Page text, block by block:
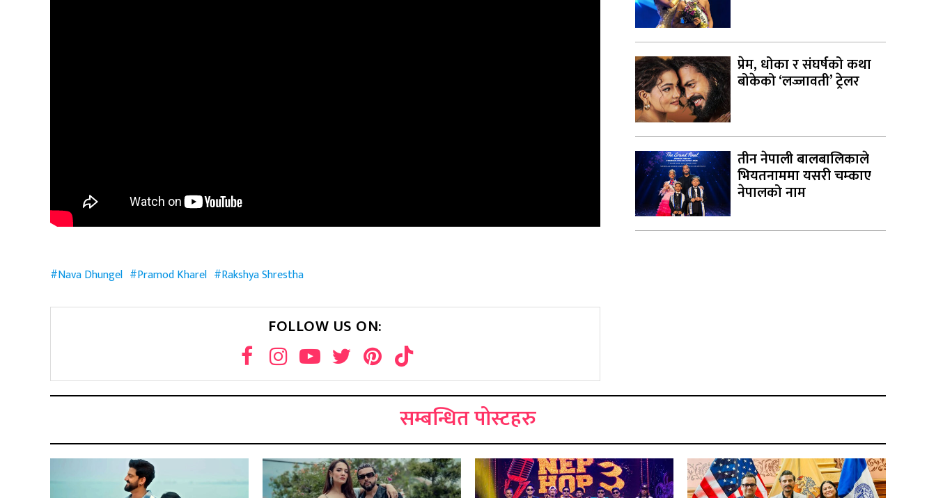
Nava Dhungel Pramod Kharel Rakshya Shrestha
FOLLOW US ON:
प्रेम, धोका र संघर्षको कथा
बोकेको ‘लज्जावती’ ट्रेलर
तीन नेपाली बालबालिकाले
भियतनाममा यसरी चम्काए
नेपालको नाम
सम्बन्धित पोस्टहरु